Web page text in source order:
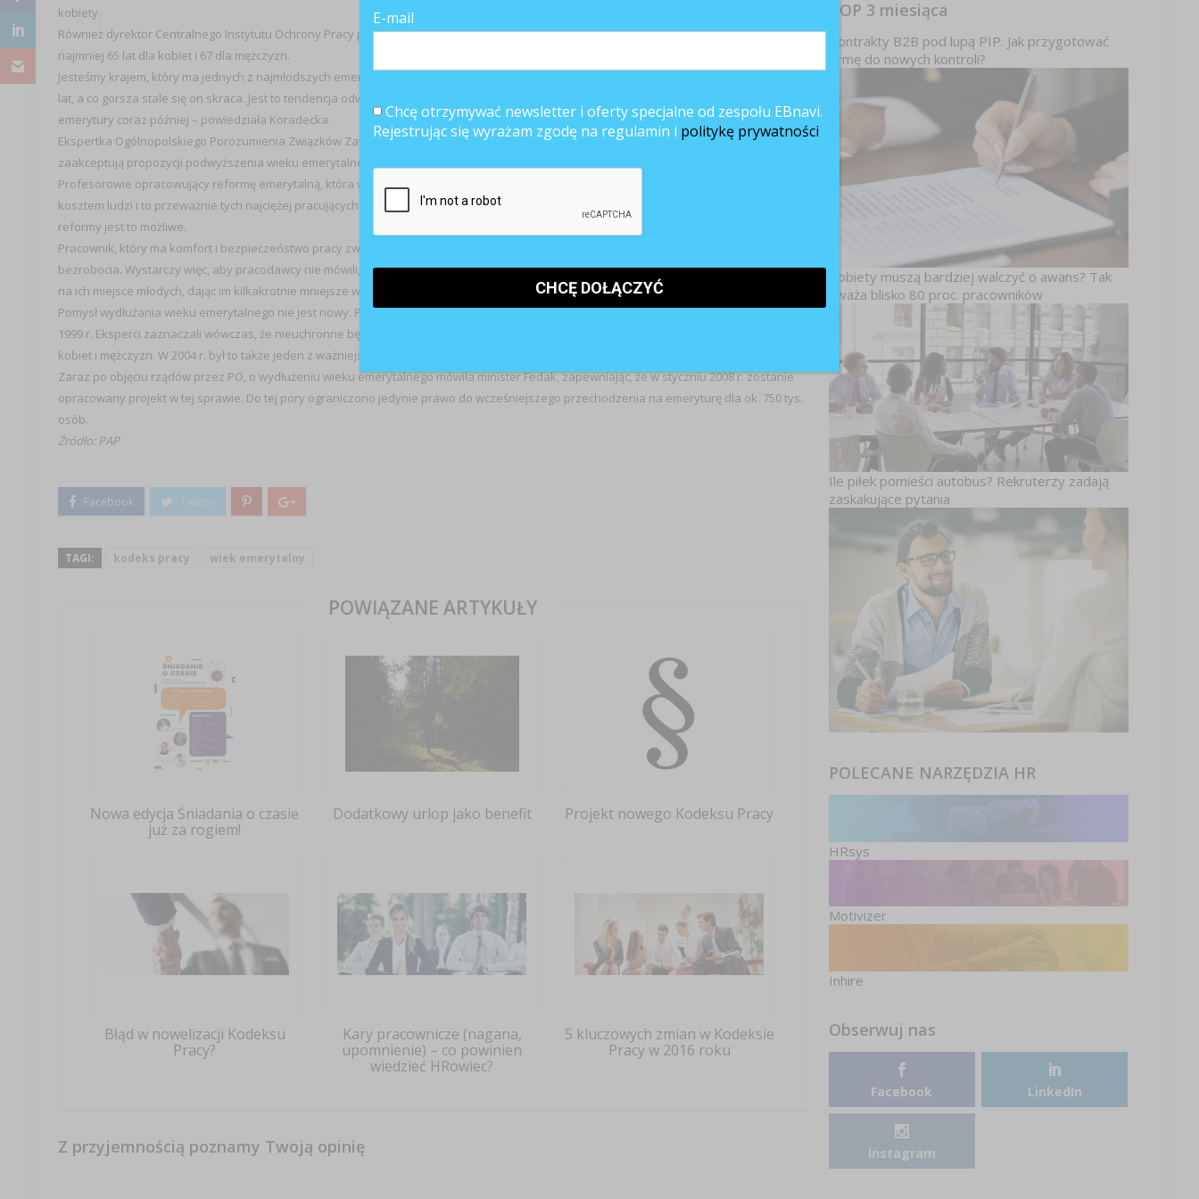
kobiety.
Również dyrektor Centralnego Instytutu Ochrony Pracy prof. Danuta Koradecka uważa, że wiek emerytalny należy w Polsce wydłużyć do co
najmniej 65 lat dla kobiet i 67 dla mężczyzn.
Jesteśmy krajem, który ma jednych z najmłodszych emerytów w Europie. Średni wiek osoby odchodzącej w Polsce z rynku pracy wynosi 57
lat, a co gorsza stale się on skraca. Jest to tendencja odwrotna niż w krajach tzw. starej Unii Europejskiej, gdzie ludzie przechodzą na
emerytury coraz później – powiedziała Koradecka.
Ekspertka Ogólnopolskiego Porozumienia Związków Zawodowych Wiesława Taranowska powiedziała, że „związkowcy absolutnie nie
zaakceptują propozycji podwyższenia wieku emerytalnego, obojętnie w jaki sposób miałoby to nastąpić”.
Profesorowie opracowujący reformę emerytalną, która weszła w życie od 1999 r. pomylili się w obliczeniach, a teraz chcą ratować system
kosztem ludzi i to przeważnie tych najciężej pracujących – zaznaczyła. Dodała, że proponując pracę do 65 czy 70 lat zapominają oni, że i bez
reformy jest to możliwe.
Pracownik, który ma komfort i bezpieczeństwo pracy zwykle nie chce odchodzić na emeryturę. Robi to wtedy, gdy staje przed nim widmo
bezrobocia. Wystarczy więc, aby pracodawcy nie mówili, że człowiek po 50-tce jest już nieefektywny i nie zwalniali takich osób zatrudniając
na ich miejsce młodych, dając im kilkakrotnie mniejsze wynagrodzenie – powiedziała Taranowska.
Pomysł wydłużania wieku emerytalnego nie jest nowy. Pojawiał się on od początku reformy emerytalnej, która weszła w życie 1 stycznia
1999 r. Eksperci zaznaczali wówczas, że nieuchronne będzie wydłużenie lat pracy, a przede wszystkim zrównanie wieku emerytalnego
kobiet i mężczyzn. W 2004 r. był to także jeden z ważniejszych punktów reformy wicepremiera Jerzego Hausnera.
Zaraz po objęciu rządów przez PO, o wydłużeniu wieku emerytalnego mówiła minister Fedak, zapewniając, że w styczniu 2008 r. zostanie
opracowany projekt w tej sprawie. Do tej pory ograniczono jedynie prawo do wcześniejszego przechodzenia na emeryturę dla ok. 750 tys.
osób.
Źródło: PAP
TAGI: kodeks pracy wiek emerytalny
POWIĄZANE ARTYKUŁY
Nowa edycja Śniadania o czasie
już za rogiem!
Dodatkowy urlop jako benefit Projekt nowego Kodeksu Pracy
Błąd w nowelizacji Kodeksu
Pracy?
Kary pracownicze (nagana,
upomnienie) – co powinien
wiedzieć HRowiec?
5 kluczowych zmian w Kodeksie
Pracy w 2016 roku
Z przyjemnością poznamy Twoją opinię
TOP 3 miesiąca
Kontrakty B2B pod lupą PIP. Jak przygotować
firmę do nowych kontroli?
Kobiety muszą bardziej walczyć o awans? Tak
uważa blisko 80 proc. pracowników
Ile piłek pomieści autobus? Rekruterzy zadają
zaskakujące pytania
POLECANE NARZĘDZIA HR
HRsys
Motivizer
Inhire
Obserwuj nas
Facebook LinkedIn
Instagram
E-mail
Chcę otrzymywać newsletter i oferty specjalne od zespołu EBnavi.
Rejestrując się wyrażam zgodę na regulamin i politykę prywatności